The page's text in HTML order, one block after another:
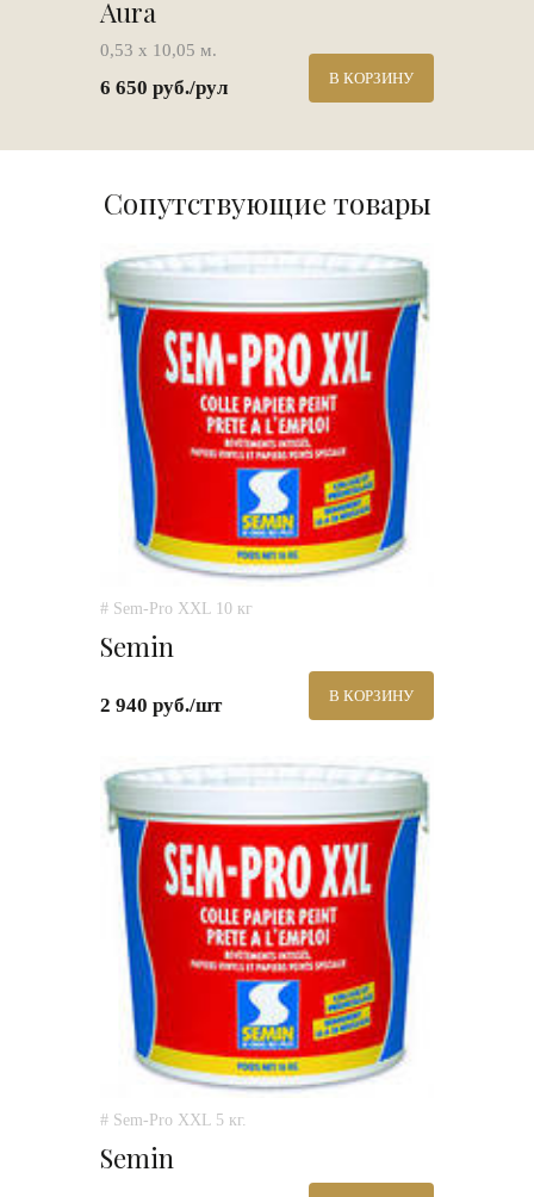
Aura
0,53 х 10,05 м.
6 650 руб./рул В КОРЗИНУ
Сопутствующие товары
# Sem-Pro XXL 10 кг
Semin
2 940 руб./шт В КОРЗИНУ
# Sem-Pro XXL 5 кг.
Semin